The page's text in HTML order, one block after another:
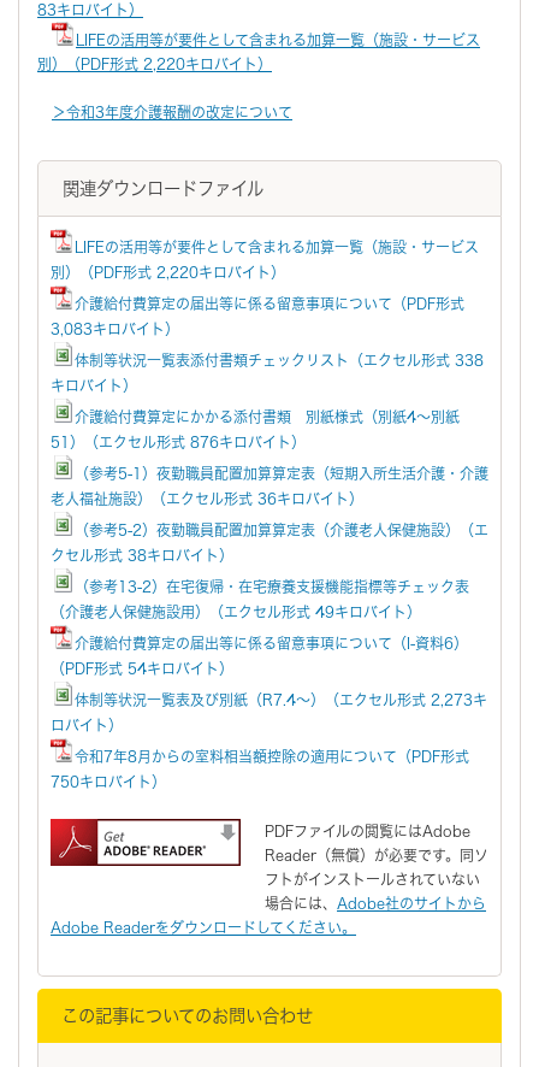
83キロバイト）
LIFEの活用等が要件として含まれる加算一覧（施設・サービス
別）（PDF形式 2,220キロバイト）
＞令和3年度介護報酬の改定について
関連ダウンロードファイル
LIFEの活用等が要件として含まれる加算一覧（施設・サービス
別）（PDF形式 2,220キロバイト）
介護給付費算定の届出等に係る留意事項について（PDF形式
3,083キロバイト）
体制等状況一覧表添付書類チェックリスト（エクセル形式 338
キロバイト）
介護給付費算定にかかる添付書類 別紙様式（別紙4～別紙
51）（エクセル形式 876キロバイト）
（参考5-1）夜勤職員配置加算算定表（短期入所生活介護・介護
老人福祉施設）（エクセル形式 36キロバイト）
（参考5-2）夜勤職員配置加算算定表（介護老人保健施設）（エ
クセル形式 38キロバイト）
（参考13-2）在宅復帰・在宅療養支援機能指標等チェック表
（介護老人保健施設用）（エクセル形式 49キロバイト）
介護給付費算定の届出等に係る留意事項について（I-資料6）
（PDF形式 54キロバイト）
体制等状況一覧表及び別紙（R7.4～）（エクセル形式 2,273キ
ロバイト）
令和7年8月からの室料相当額控除の適用について（PDF形式
750キロバイト）
PDFファイルの閲覧にはAdobe
Reader（無償）が必要です。同ソ
フトがインストールされていない
場合には、 Adobe社のサイトから
Adobe Readerをダウンロードしてください。
この記事についてのお問い合わせ